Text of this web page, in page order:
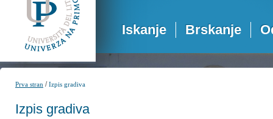
Iskanje Brskanje
Prva stran /Izpis gradiva
Izpis gradiva